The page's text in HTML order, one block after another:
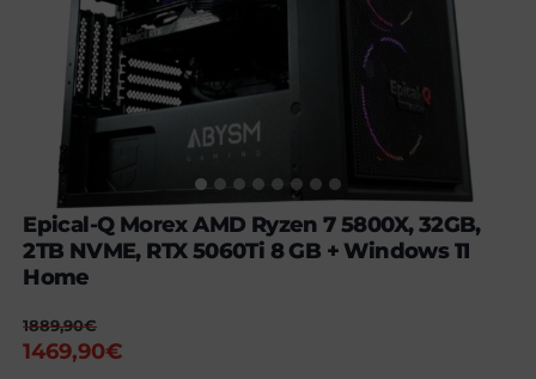
Epical-Q Morex AMD Ryzen 7 5800X, 32GB,
2TB NVME, RTX 5060Ti 8 GB + Windows 11
Home
1889,90€
El
1469,90€